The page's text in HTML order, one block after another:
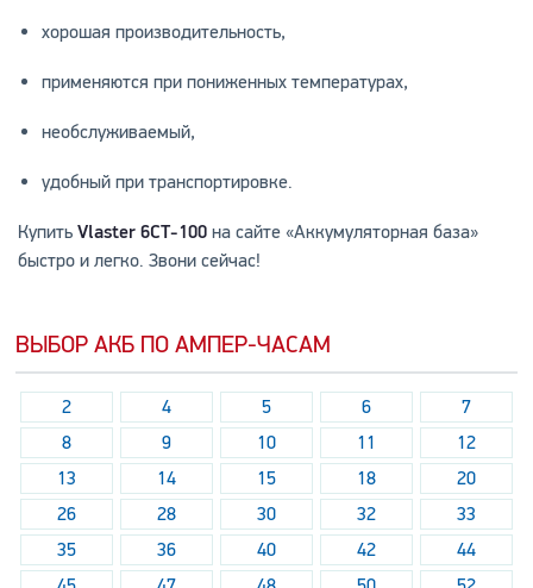
хорошая производительность,
применяются при пониженных температурах,
необслуживаемый,
удобный при транспортировке.
Купить Vlaster 6СТ-100 на сайте «Аккумуляторная база»
быстро и легко. Звони сейчас!
ВЫБОР АКБ ПО АМПЕР-ЧАСАМ
2 4 5 6
7
8
9 10 11
12
13
14 15 18
20
26
28 30 32
33
35
36 40 42
44